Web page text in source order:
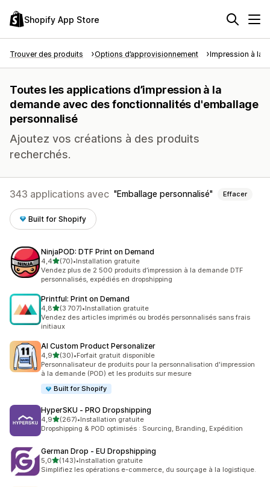
Shopify App Store
Trouver des produits Options d’approvisionnement Impression à la
Toutes les applications d’impression à la
demande avec des fonctionnalités d'emballage
personnalisé
Ajoutez vos créations à des produits
recherchés.
343 applications avec Emballage personnalisé Effacer
Built for Shopify
NinjaPOD: DTF Print on Demand
4,4étoile(s) sur 5
(70)
70 avis au total
•Installation gratuite
Vendez plus de 2 500 produits d’impression à la demande DTF
personnalisés, expédiés en dropshipping
Printful: Print on Demand
4,8étoile(s) sur 5
(3 707)
3707 avis au total
•Installation gratuite
Vendez des articles imprimés ou brodés personnalisés sans frais
initiaux
AI Custom Product Personalizer
4,9étoile(s) sur 5
(30)
30 avis au total
•Forfait gratuit disponible
Personnalisateur de produits pour la personnalisation d'impression
à la demande (POD) et les produits sur mesure
Built for Shopify
HyperSKU ‑ PRO Dropshipping
4,9étoile(s) sur 5
(267)
267 avis au total
•Installation gratuite
Dropshipping & POD optimisés : Sourcing, Branding, Expédition
German Drop ‑ EU Dropshipping
5,0étoile(s) sur 5
(143)
143 avis au total
•Installation gratuite
Simplifiez les opérations e-commerce, du sourçage à la logistique.